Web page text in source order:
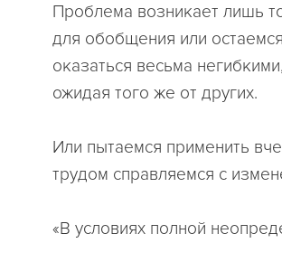
Проблема возникает лишь
для обобщения или
оказаться весьма
ожидая того же от других.
Или пытаемся применить
трудом справляемся с
«В условиях полной